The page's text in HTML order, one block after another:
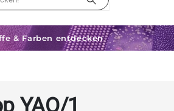
& Farben entdecken
YAO/1